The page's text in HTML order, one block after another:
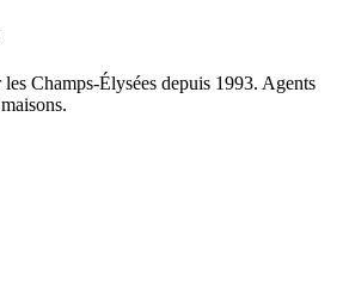
Champs-Élysées depuis 1993. Agents